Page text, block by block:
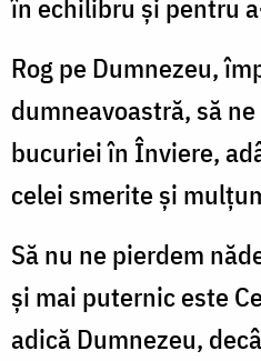
în echilibru şi pentru
Rog pe Dumnezeu,
dumneavoastră, să
bucuriei în Înviere,
celei smerite și
Să nu ne pierdem
și mai puternic este
adică Dumnezeu,